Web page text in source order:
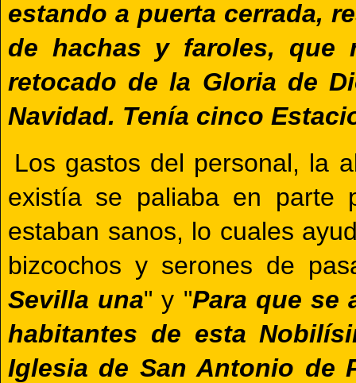
estando a puerta cerrada,
de hachas y faroles, que
retocado de la Gloria de
Navidad. Tenía cinco
Los gastos del personal, la
existía se paliaba en parte
estaban sanos, lo cuales
bizcochos y serones de
Sevilla una" y "Para que se
habitantes de esta
Iglesia de San Antonio de